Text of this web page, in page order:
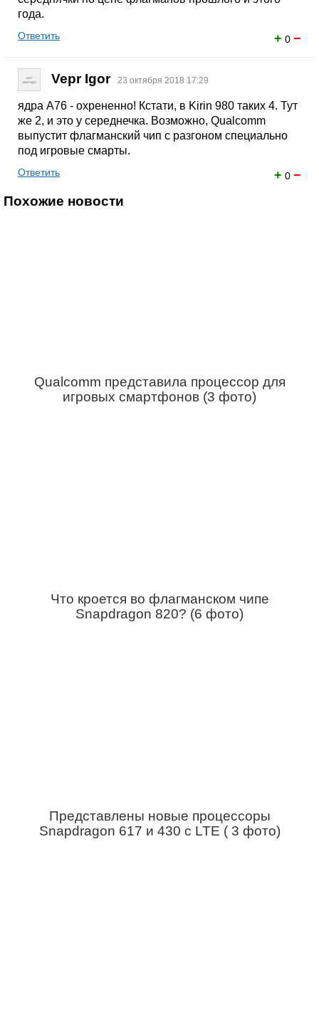
года.
+ 0 −
Ответить
Vepr Igor 23 октября 2018 17:29
ядра A76 - охрененно! Кстати, в Kirin 980 таких 4. Тут
же 2, и это у середнечка. Возможно, Qualcomm
выпустит флагманский чип с разгоном специально
под игровые смарты.
+ 0 −
Ответить
Похожие новости
Qualcomm представила процессор для
игровых смартфонов (3 фото)
Что кроется во флагманском чипе
Snapdragon 820? (6 фото)
Представлены новые процессоры
Snapdragon 617 и 430 с LTE ( 3 фото)